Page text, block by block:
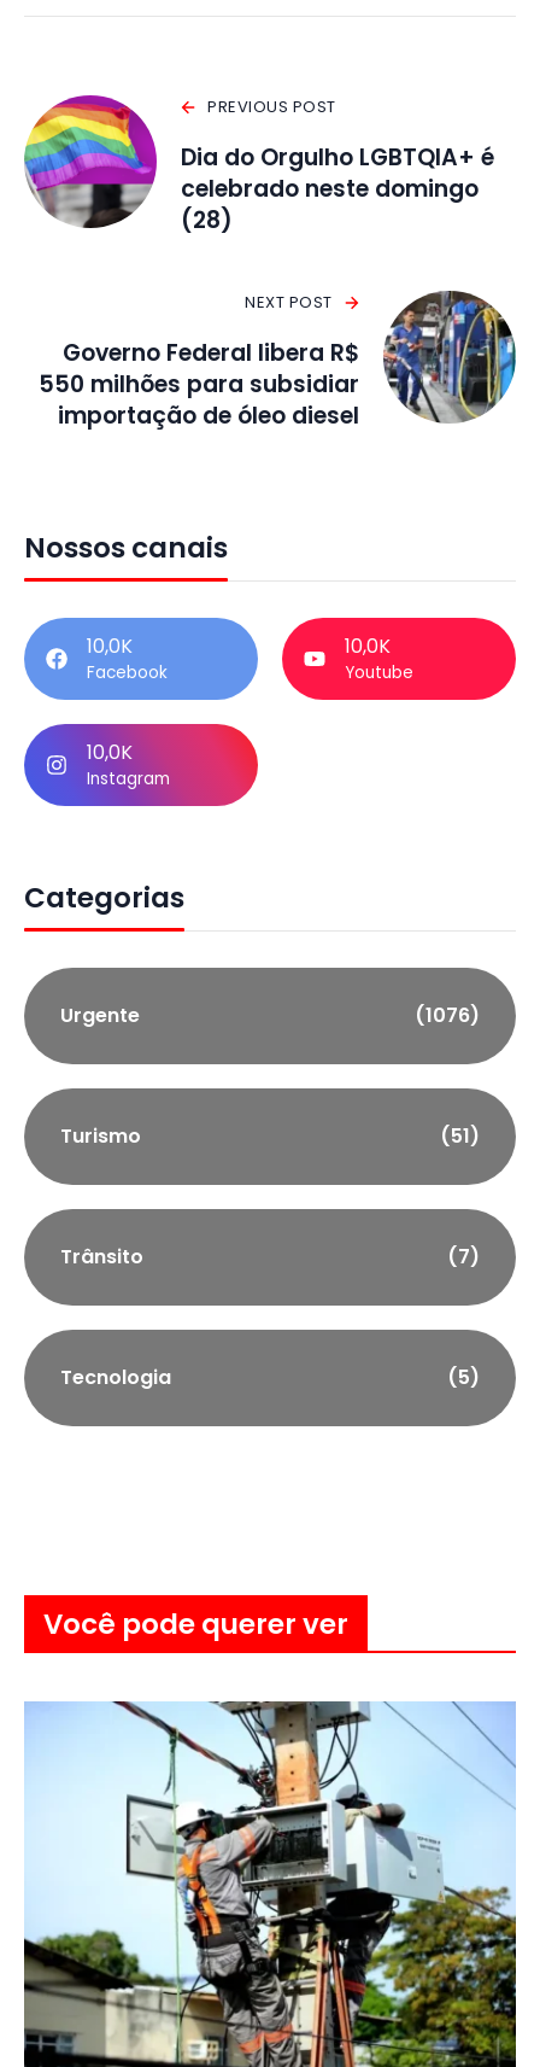
PREVIOUS POST
Dia do Orgulho LGBTQIA+ é
celebrado neste domingo
(28)
NEXT POST
Governo Federal libera R$
550 milhões para subsidiar
importação de óleo diesel
Nossos canais
10,0K
Facebook
10,0K
Youtube
10,0K
Instagram
Categorias
Urgente (1076)
Turismo (51)
Trânsito (7)
Tecnologia (5)
Você pode querer ver